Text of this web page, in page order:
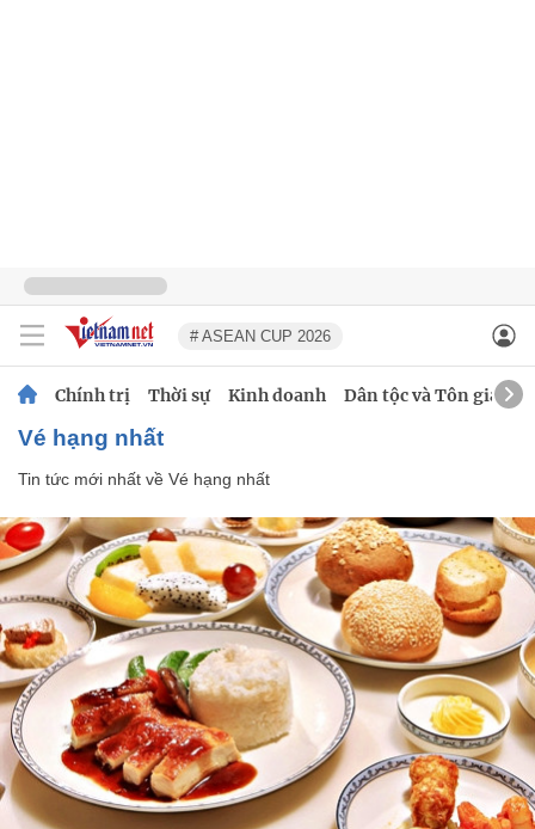
# ASEAN CUP 2026
Chính trị Thời sự Kinh doanh Dân tộc và Tôn giáo
Vé hạng nhất
Tin tức mới nhất về Vé hạng nhất